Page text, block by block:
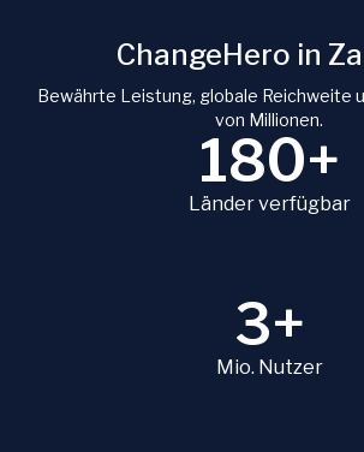
ChangeHero in
Bewährte Leistung, globale Reichweite
von Millionen.
180+
Länder verfügbar
3+
Mio. Nutzer